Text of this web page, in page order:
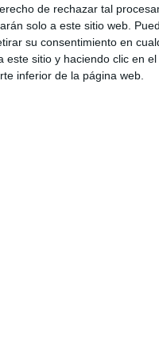
de rechazar tal
solo a este sitio web.
su consentimiento en
este sitio y haciendo clic en el
inferior de la página web.
jornadas consecutivas:
2025 (mañana): prueba de
Polideportivo José